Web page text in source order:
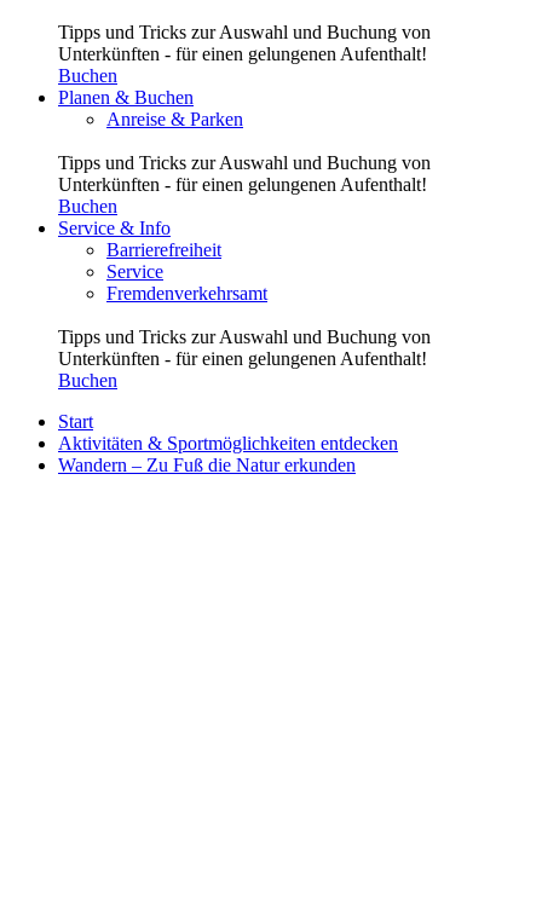
Tipps und Tricks zur Auswahl und Buchung von
Unterkünften - für einen gelungenen Aufenthalt!
Buchen
Planen & Buchen
Anreise & Parken
Tipps und Tricks zur Auswahl und Buchung von
Unterkünften - für einen gelungenen Aufenthalt!
Buchen
Service & Info
Barrierefreiheit
Service
Fremdenverkehrsamt
Tipps und Tricks zur Auswahl und Buchung von
Unterkünften - für einen gelungenen Aufenthalt!
Buchen
Start
Aktivitäten & Sportmöglichkeiten entdecken
Wandern – Zu Fuß die Natur erkunden